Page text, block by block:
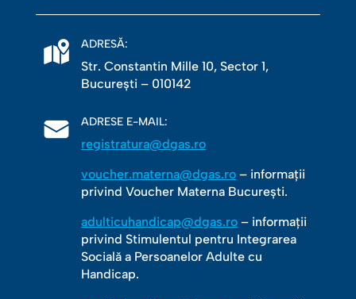
ADRESĂ:
Str. Constantin Mille 10, Sector 1,
Bucureşti – 010142
ADRESE E-MAIL:
registratura@dgas.ro
voucher.materna@dgas.ro– informații
privind Voucher Materna București.
adulticuhandicap@dgas.ro– informații
privind Stimulentul pentru Integrarea
Socială a Persoanelor Adulte cu
Handicap.